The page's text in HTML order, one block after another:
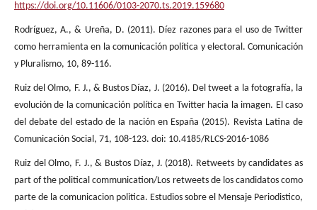
https://doi.org/10.11606/0103-2070.ts.2019.159680
Rodríguez, A., & Ureña, D. (2011). Díez razones para el uso de Twitter
como herramienta en la comunicación política y electoral. Comunicación
y Pluralismo, 10, 89-116.
Ruiz del Olmo, F. J., & Bustos Díaz, J. (2016). Del tweet a la fotografía, la
evolución de la comunicación política en Twitter hacia la imagen. El caso
del debate del estado de la nación en España (2015). Revista Latina de
Comunicación Social, 71, 108-123. doi: 10.4185/RLCS-2016-1086
Ruiz del Olmo, F. J., & Bustos Díaz, J. (2018). Retweets by candidates as
part of the political communication/Los retweets de los candidatos como
parte de la comunicacion politica. Estudios sobre el Mensaje Periodistico,